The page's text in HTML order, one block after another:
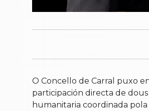
O Concello de Carral puxo
participación directa de
humanitaria coordinada pola